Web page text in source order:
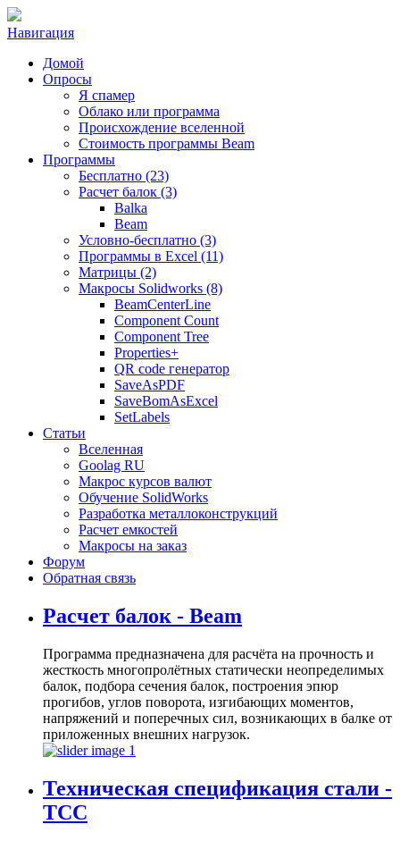
Навигация
Домой
Опросы
Я спамер
Облако или программа
Происхождение вселенной
Стоимость программы Beam
Программы
Бесплатно (23)
Расчет балок (3)
Balka
Beam
Условно-бесплатно (3)
Программы в Excel (11)
Матрицы (2)
Макросы Solidworks (8)
BeamCenterLine
Component Count
Component Tree
Properties+
QR code генератор
SaveAsPDF
SaveBomAsExcel
SetLabels
Статьи
Вселенная
Goolag RU
Макрос курсов валют
Обучение SolidWorks
Разработка металлоконструкций
Расчет емкостей
Макросы на заказ
Форум
Обратная связь
Расчет балок - Beam
Программа предназначена для расчёта на прочность и
жесткость многопролётных статически неопределимых
балок, подбора сечения балок, построения эпюр
прогибов, углов поворота, изгибающих моментов,
напряжений и поперечных сил, возникающих в балке от
приложенных внешних нагрузок.
Техническая спецификация стали -
TCC